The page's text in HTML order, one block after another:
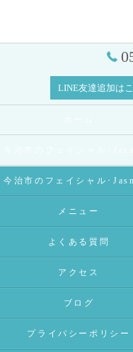
LINE友達追加は
メニュー
よくある質問
アクセス
ブログ
プライバシーポリシー